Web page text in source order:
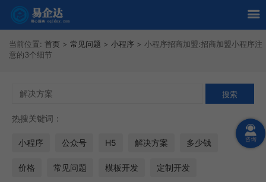
当前位置: 首页 > 常见问题 > 小程序 > 小程序招商加盟:招商加盟小程序注
意的3个细节
热搜关键词：
小程序 公众号 H5 解决方案 多少钱
价格 常见问题 模板开发 定制开发